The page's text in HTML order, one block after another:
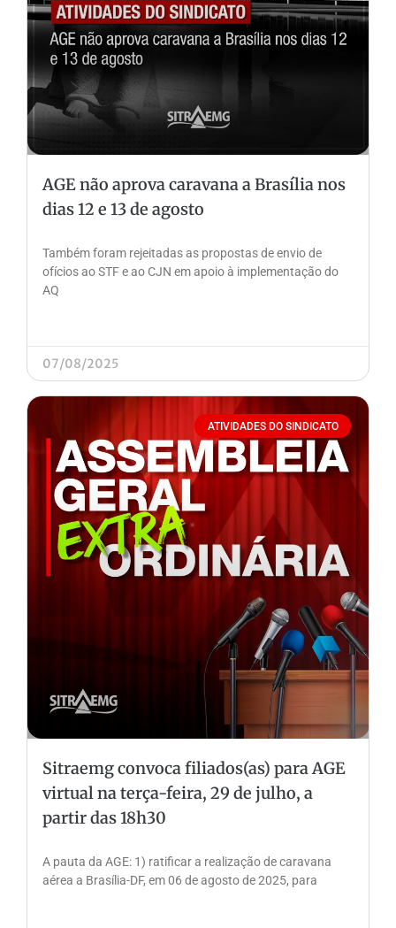
AGE não aprova caravana a Brasília nos
dias 12 e 13 de agosto
Também foram rejeitadas as propostas de envio de
ofícios ao STF e ao CJN em apoio à implementação do
AQ
07/08/2025
ATIVIDADES DO SINDICATO
Sitraemg convoca filiados(as) para AGE
virtual na terça-feira, 29 de julho, a
partir das 18h30
A pauta da AGE: 1) ratificar a realização de caravana
aérea a Brasília-DF, em 06 de agosto de 2025, para